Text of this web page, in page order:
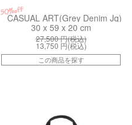
50%off
CASUAL ART(Grey Denim Jq)
30 x 59 x 20 cm
27,500円(税込)
13,750 円(税込)
この商品を探す